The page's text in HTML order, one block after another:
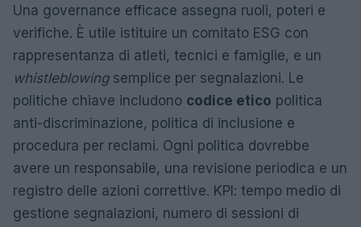
Una governance efficace assegna ruoli, poteri e
verifiche. È utile istituire un comitato ESG con
rappresentanza di atleti, tecnici e famiglie, e un
whistleblowingsemplice per segnalazioni. Le
politiche chiave includono codice etico politica
anti-discriminazione, politica di inclusione e
procedura per reclami. Ogni politica dovrebbe
avere un responsabile, una revisione periodica e un
registro delle azioni correttive. KPI: tempo medio di
gestione segnalazioni, numero di sessioni di